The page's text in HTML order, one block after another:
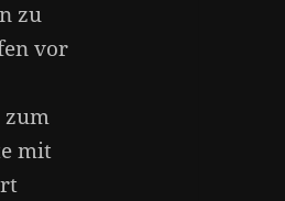
zu
vor
zum
mit